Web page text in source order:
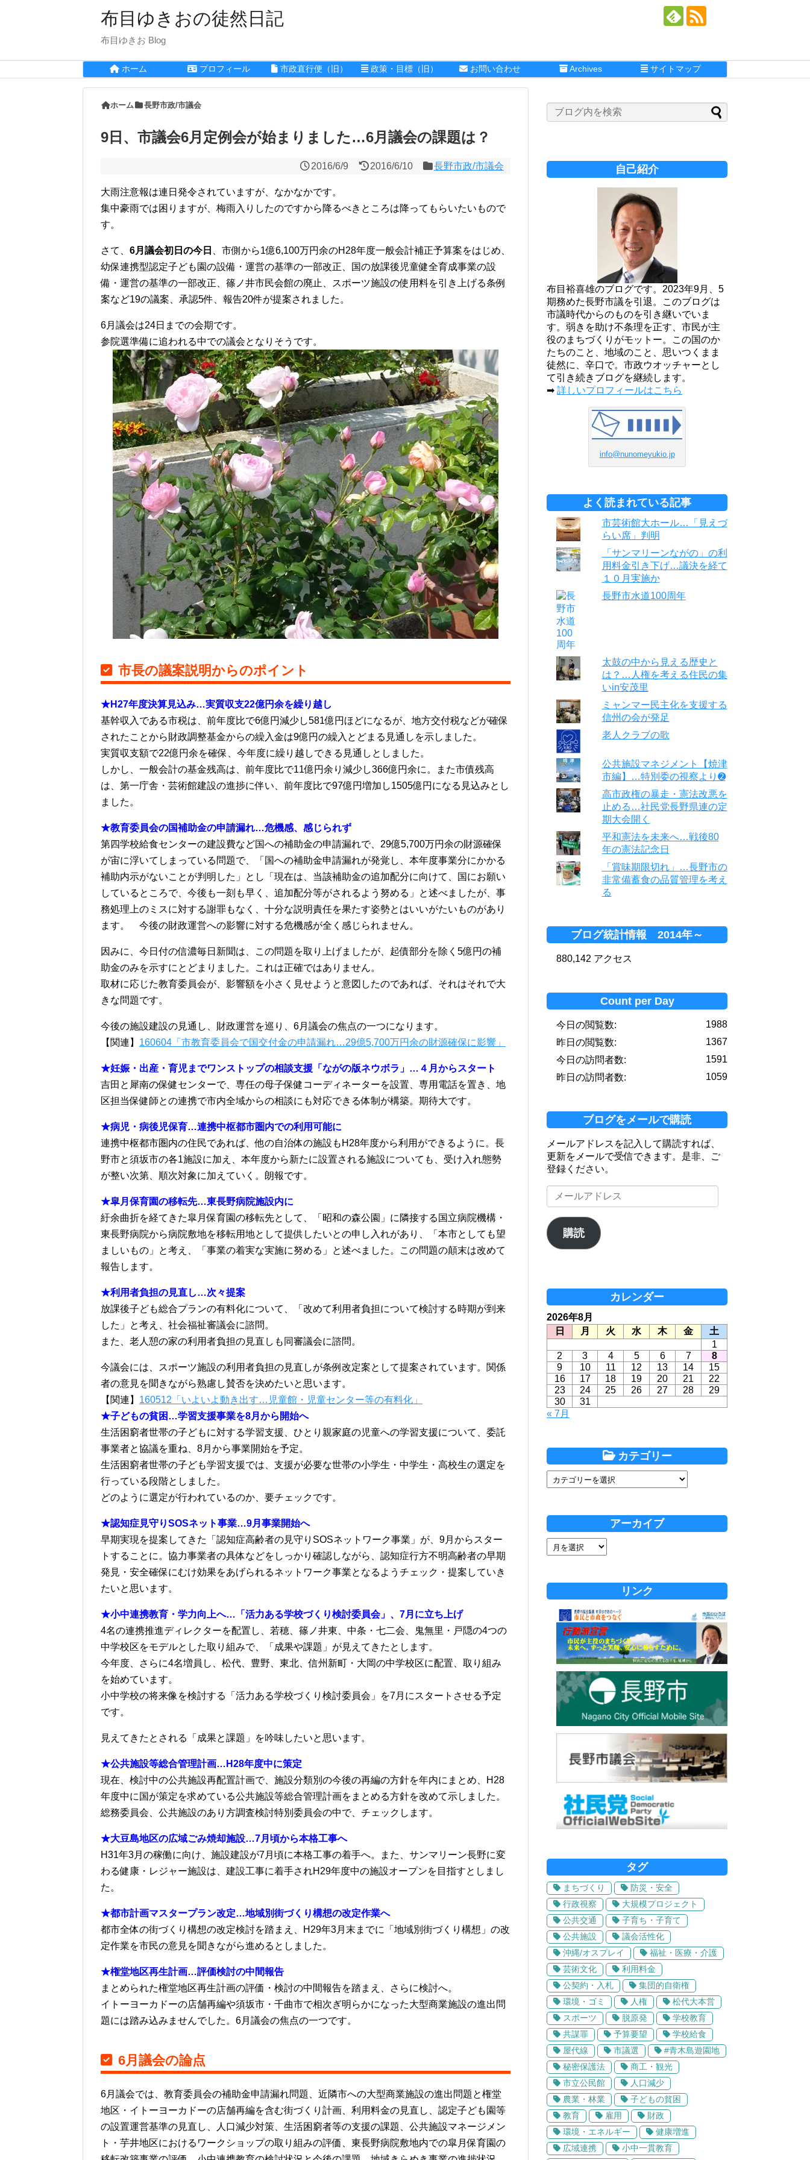
布目ゆきおの徒然日記
布目ゆきお Blog
ホーム プロフィール 市政直行便（旧） 政策・目標（旧） お問い合わせ Archives サイトマップ
ホーム 長野市政/市議会
9日、市議会6月定例会が始まりました…6月議会の課題は？
2016/6/9 2016/6/10 長野市政/市議会
大雨注意報は連日発令されていますが、なかなかです。
集中豪雨では困りますが、梅雨入りしたのですから降るべきところは降ってもらいたいもので
す。
さて、 6月議会初日の今日
、市側から1億6,100万円余のH28年度一般会計補正予算案をはじめ、
幼保連携型認定子ども園の設備・運営の基準の一部改正、国の放課後児童健全育成事業の設
備・運営の基準の一部改正、篠ノ井市民会館の廃止、スポーツ施設の使用料を引き上げる条例
案など19の議案、承認5件、報告20件が提案されました。
6月議会は24日までの会期です。
参院選準備に追われる中での議会となりそうです。
市長の議案説明からのポイント
★H27年度決算見込み…実質収支22億円余を繰り越し
基幹収入である市税は、前年度比で6億円減少し581億円ほどになるが、地方交付税などが確保
されたことから財政調整基金からの繰入金は9億円の繰入とどまる見通しを示しました。
実質収支額で22億円余を確保、今年度に繰り越しできる見通しとしました。
しかし、一般会計の基金残高は、前年度比で11億円余り減少し366億円余に。また市債残高
は、第一庁舎・芸術館建設の進捗に伴い、前年度比で97億円増加し1505億円になる見込みとし
ました。
★教育委員会の国補助金の申請漏れ…危機感、感じられず
第四学校給食センターの建設費など国への補助金の申請漏れで、29億5,700万円余の財源確保
が宙に浮いてしまっている問題で、「国への補助金申請漏れが発覚し、本年度事業分にかかる
補助内示がないことが判明した」とし「現在は、当該補助金の追加配分に向けて、国にお願い
しているところで、今後も一刻も早く、追加配分等がされるよう努める」と述べましたが、事
務処理上のミスに対する謝罪もなく、十分な説明責任を果たす姿勢とはいいがたいものがあり
ます。 今後の財政運営への影響に対する危機感が全く感じられません。
因みに、今日付の信濃毎日新聞は、この問題を取り上げましたが、起債部分を除く5億円の補
助金のみを示すにとどまりました。これは正確ではありません。
取材に応じた教育委員会が、影響額を小さく見せようと意図したのであれば、それはそれで大
きな問題です。
今後の施設建設の見通し、財政運営を巡り、6月議会の焦点の一つになります。
【関連】 160604「市教育委員会で国交付金の申請漏れ…29億5,700万円余の財源確保に影響」
★妊娠・出産・育児までワンストップの相談支援「ながの版ネウボラ」…４月からスタート
吉田と犀南の保健センターで、専任の母子保健コーディネーターを設置、専用電話を置き、地
区担当保健師との連携で市内全域からの相談にも対応できる体制が構築。期待大です。
★病児・病後児保育…連携中枢都市圏内での利用可能に
連携中枢都市圏内の住民であれば、他の自治体の施設もH28年度から利用ができるように。長
野市と須坂市の各1施設に加え、本年度から新たに設置される施設についても、受け入れ態勢
が整い次第、順次対象に加えていく。朗報です。
★皐月保育園の移転先…東長野病院施設内に
紆余曲折を経てきた皐月保育園の移転先として、「昭和の森公園」に隣接する国立病院機構・
東長野病院から病院敷地を移転用地として提供したいとの申し入れがあり、「本市としても望
ましいもの」と考え、「事業の着実な実施に努める」と述べました。この問題の顛末は改めて
報告します。
★利用者負担の見直し…次々提案
放課後子ども総合プランの有料化について、「改めて利用者負担について検討する時期が到来
した」と考え、社会福祉審議会に諮問。
また、老人憩の家の利用者負担の見直しも同審議会に諮問。
今議会には、スポーツ施設の利用者負担の見直しが条例改定案として提案されています。関係
者の意見を聞きながら熟慮し賛否を決めたいと思います。
【関連】 160512「いよいよ動き出す…児童館・児童センター等の有料化」
★子どもの貧困…学習支援事業を8月から開始へ
生活困窮者世帯の子どもに対する学習支援、ひとり親家庭の児童への学習支援について、委託
事業者と協議を重ね、8月から事業開始を予定。
生活困窮者世帯の子ども学習支援では、支援が必要な世帯の小学生・中学生・高校生の選定を
行っている段階としました。
どのように選定が行われているのか、要チェックです。
★認知症見守りSOSネット事業…9月事業開始へ
早期実現を提案してきた「認知症高齢者の見守りSOSネットワーク事業」が、9月からスター
トすることに。協力事業者の具体などをしっかり確認しながら、認知症行方不明高齢者の早期
発見・安全確保にむけ効果をあげられるネットワーク事業となるようチェック・提案していき
たいと思います。
★小中連携教育・学力向上へ…「活力ある学校づくり検討委員会」、7月に立ち上げ
4名の連携推進ディレクターを配置し、若穂、篠ノ井東、中条・七二会、鬼無里・戸隠の4つの
中学校区をモデルとした取り組みで、「成果や課題」が見えてきたとします。
今年度、さらに4名増員し、松代、豊野、東北、信州新町・大岡の中学校区に配置、取り組み
を始めています。
小中学校の将来像を検討する「活力ある学校づくり検討委員会」を7月にスタートさせる予定
です。
見えてきたとされる「成果と課題」を吟味したいと思います。
★公共施設等総合管理計画…H28年度中に策定
現在、検討中の公共施設再配置計画で、施設分類別の今後の再編の方針を年内にまとめ、H28
年度中に国が策定を求めている公共施設等総合管理計画をまとめる方針を改めて示しました。
総務委員会、公共施設のあり方調査検討特別委員会の中で、チェックします。
★大豆島地区の広域ごみ焼却施設…7月頃から本格工事へ
H31年3月の稼働に向け、施設建設が7月頃に本格工事の着手へ。また、サンマリーン長野に変
わる健康・レジャー施設は、建設工事に着手されH29年度中の施設オープンを目指すとしまし
た。
★都市計画マスタープラン改定…地域別街づくり構想の改定作業へ
都市全体の街づくり構想の改定検討を踏まえ、H29年3月末までに「地域別街づくり構想」の改
定作業を市民の意見を聞きながら進めるとしました。
★権堂地区再生計画…評価検討の中間報告
まとめられた権堂地区再生計画の評価・検討の中間報告を踏まえ、さらに検討へ。
イトーヨーカドーの店舗再編や須坂市・千曲市で相次ぎ明らかになった大型商業施設の進出問
題には踏み込みませんでした。6月議会の焦点の一つです。
6月議会の論点
6月議会では、教育委員会の補助金申請漏れ問題、近隣市への大型商業施設の進出問題と権堂
地区・イトーヨーカドーの店舗再編を含む街づくり計画、利用料金の見直し、認定子ども園等
の設置運営基準の見直し、人口減少対策、生活困窮者等の支援の課題、公共施設マネージメン
ト・芋井地区におけるワークショップの取り組みの評価、東長野病院敷地内での皐月保育園の
自己紹介
布目裕喜雄のブログです。2023年9月、5
期務めた長野市議を引退。このブログは
市議時代からのものを引き継いでいま
す。弱きを助け不条理を正す、市民が主
役のまちづくりがモットー。この国のか
たちのこと、地域のこと、思いつくまま
徒然に、辛口で。市政ウオッチャーとし
て引き続きブログを継続します。
➡ 詳しいプロフィールはこちら
info@nunomeyukio.jp
よく読まれている記事
市芸術館大ホール…「見えづ
らい席」判明
「サンマリーンながの」の利
用料金引き下げ…議決を経て
１０月実施か
長野市水道100周年
太鼓の中から見える歴史と
は？…人権を考える住民の集
いin安茂里
ミャンマー民主化を支援する
信州の会が発足
老人クラブの歌
公共施設マネジメント【焼津
市編】…特別委の視察より➋
高市政権の暴走・憲法改悪を
止める…社民党長野県連の定
期大会開く
平和憲法を未来へ…戦後80
年の憲法記念日
「賞味期限切れ」…長野市の
非常備蓄食の品質管理を考え
る
ブログ統計情報 2014年～
880,142 アクセス
Count per Day
1988
今日の閲覧数:
1367
昨日の閲覧数:
1591
今日の訪問者数:
1059
昨日の訪問者数:
ブログをメールで購読
メールアドレスを記入して購読すれば、
更新をメールで受信できます。是非、ご
登録ください。
メ
ー
ア
ド
購読
カレンダー
2026年8月
日
月 火 水 木 金
土
1
2
3 4 5 6 7
8
9
10 11 12 13 14
15
16
17 18 19 20 21
22
23
24 25 26 27 28
29
30
31
« 7月
カテゴリー
アーカイブ
リンク
タグ
まちづくり
防災・安全
行政視察
大規模プロジェクト
公共交通
子育ち・子育て
公共施設
議会活性化
沖縄/オスプレイ
福祉・医療・介護
芸術文化
利用料金
公契約・入札
集団的自衛権
環境・ゴミ
人権
松代大本営
スポーツ
脱原発
学校教育
共謀罪
予算要望
学校給食
屋代線
市議選
#青木島遊園地
秘密保護法
商工・観光
市立公民館
人口減少
農業・林業
子どもの貧困
教育
雇用
財政
環境・エネルギー
健康増進
広域連携
小中一貫教育